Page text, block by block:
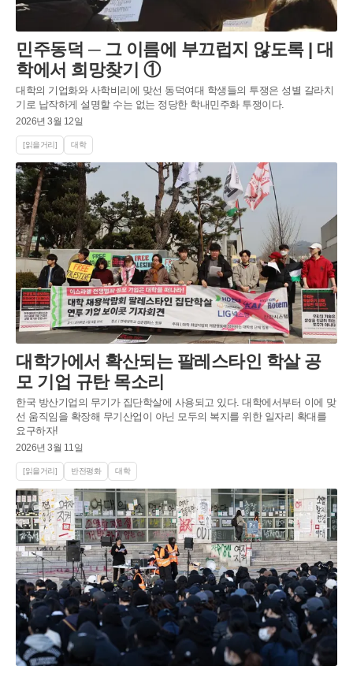
민주동덕 ─ 그 이름에 부끄럽지 않도록 | 대
학에서 희망찾기 ①
대학의 기업화와 사학비리에 맞선 동덕여대 학생들의 투쟁은 성별 갈라치
기로 납작하게 설명할 수는 없는 정당한 학내민주화 투쟁이다.
2026년 3월 12일
[읽을거리] 대학
대학가에서 확산되는 팔레스타인 학살 공
모 기업 규탄 목소리
한국 방산기업의 무기가 집단학살에 사용되고 있다. 대학에서부터 이에 맞
선 움직임을 확장해 무기산업이 아닌 모두의 복지를 위한 일자리 확대를
요구하자!
2026년 3월 11일
[읽을거리] 반전평화 대학